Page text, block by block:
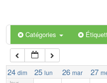
Catégories
24 dim 25 lun 26 mar 27
6 h 00 min
7 h 00 min